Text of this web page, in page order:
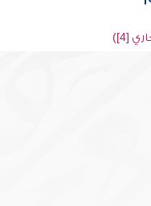
[4])